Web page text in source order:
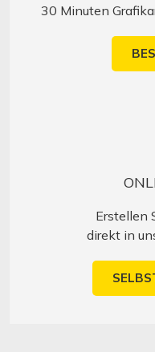
30 Minuten
Erstellen
direkt in